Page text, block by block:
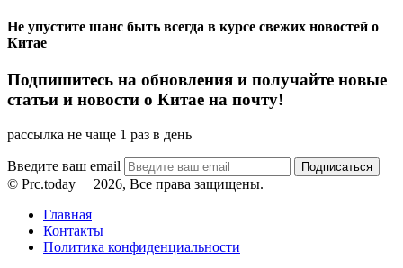
Не упустите шанс быть всегда в курсе свежих новостей о
Китае
Подпишитесь на обновления и получайте новые
статьи и новости о Китае на почту!
рассылка не чаще 1 раз в день
Введите ваш email
© Prc.today
2026, Все права защищены.
Главная
Контакты
Политика конфиденциальности